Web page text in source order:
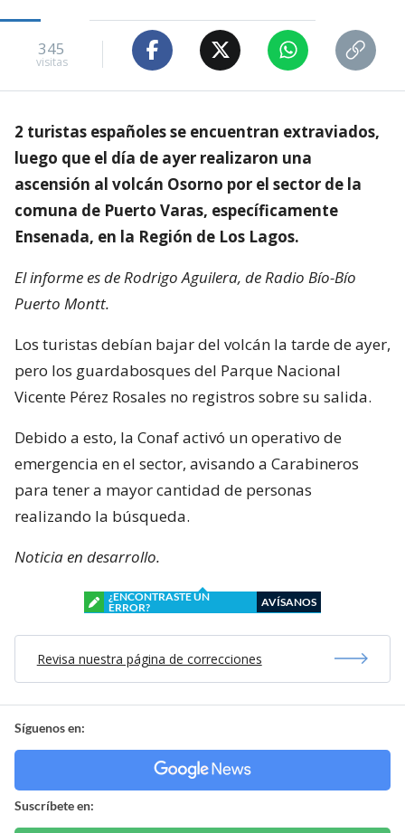
345
visitas
2 turistas españoles se encuentran extraviados,
luego que el día de ayer realizaron una
ascensión al volcán Osorno por el sector de la
comuna de Puerto Varas, específicamente
Ensenada, en la Región de Los Lagos.
El informe es de Rodrigo Aguilera, de Radio Bío-Bío
Puerto Montt.
Los turistas debían bajar del volcán la tarde de ayer,
pero los guardabosques del Parque Nacional
Vicente Pérez Rosales no registros sobre su salida.
Debido a esto, la Conaf activó un operativo de
emergencia en el sector, avisando a Carabineros
para tener a mayor cantidad de personas
realizando la búsqueda.
Noticia en desarrollo.
¿ENCONTRASTE UN
ERROR?
AVÍSANOS
Revisa nuestra página de correcciones
Síguenos en:
Suscríbete en: